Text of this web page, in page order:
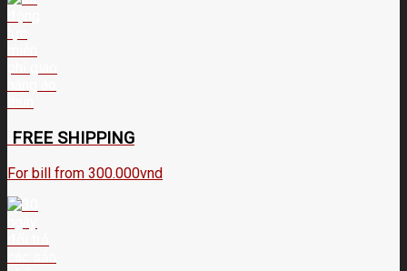
FREE SHIPPING
For bill from 300.000vnd